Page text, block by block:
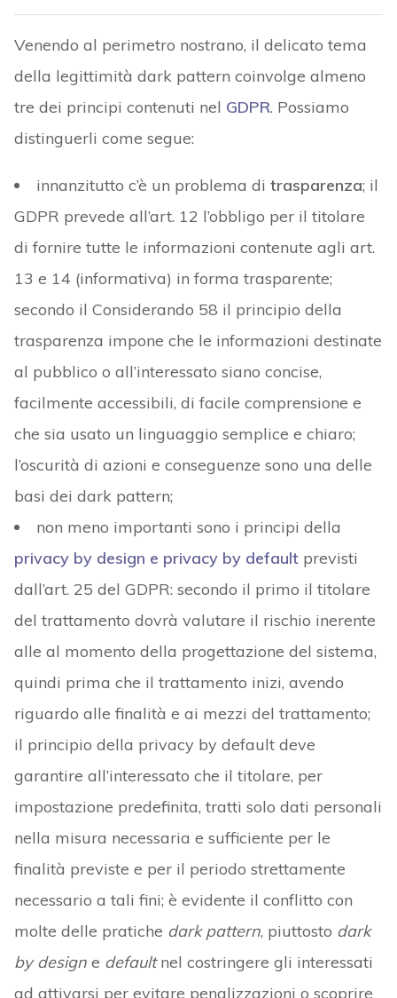
Venendo al perimetro nostrano, il delicato tema
della legittimità dark pattern coinvolge almeno
tre dei principi contenuti nel GDPR. Possiamo
distinguerli come segue:
innanzitutto c’è un problema di trasparenza; il
GDPR prevede all’art. 12 l’obbligo per il titolare
di fornire tutte le informazioni contenute agli art.
13 e 14 (informativa) in forma trasparente;
secondo il Considerando 58 il principio della
trasparenza impone che le informazioni destinate
al pubblico o all’interessato siano concise,
facilmente accessibili, di facile comprensione e
che sia usato un linguaggio semplice e chiaro;
l’oscurità di azioni e conseguenze sono una delle
basi dei dark pattern;
non meno importanti sono i principi della
privacy by design e privacy by defaultprevisti
dall’art. 25 del GDPR: secondo il primo il titolare
del trattamento dovrà valutare il rischio inerente
alle al momento della progettazione del sistema,
quindi prima che il trattamento inizi, avendo
riguardo alle finalità e ai mezzi del trattamento;
il principio della privacy by default deve
garantire all’interessato che il titolare, per
impostazione predefinita, tratti solo dati personali
nella misura necessaria e sufficiente per le
finalità previste e per il periodo strettamente
necessario a tali fini; è evidente il conflitto con
molte delle pratiche dark pattern, piuttosto dark
by design e defaultnel costringere gli interessati
ad attivarsi per evitare penalizzazioni o scoprire